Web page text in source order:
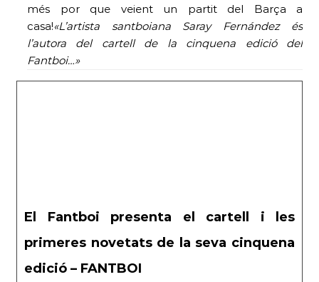
més por que veient un partit del Barça a
casa!«L’artista santboiana Saray Fernández és
l’autora del cartell de la cinquena edició del
Fantboi…»
El Fantboi presenta el cartell i les
primeres novetats de la seva cinquena
edició – FANTBOI